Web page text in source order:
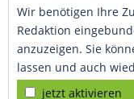
Wir benötigen Ihre
Redaktion
anzuzeigen. Sie
lassen und auch
jetzt aktivieren